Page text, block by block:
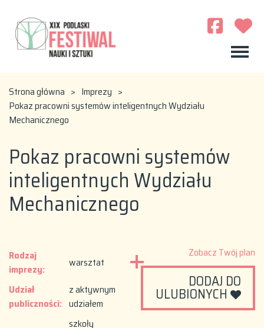
Strona główna > Imprezy >
Pokaz pracowni systemów inteligentnych Wydziału
Mechanicznego
Pokaz pracowni systemów
inteligentnych Wydziału
Mechanicznego
Rodzaj
imprezy:
warsztat
Udział
publiczności:
z aktywnym
udziałem
szkoły
Zobacz Twój plan
DODAJ DO
ULUBIONYCH